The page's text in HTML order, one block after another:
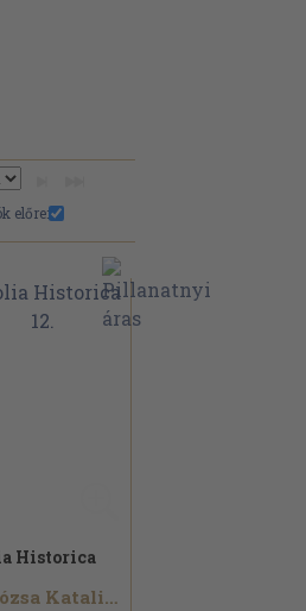
előre:
Historica
F. Dózsa Katalin...